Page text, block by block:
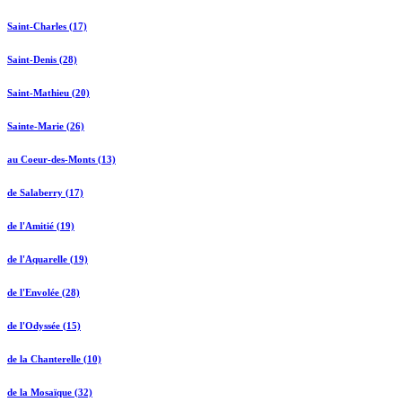
Saint-Charles (17)
Saint-Denis (28)
Saint-Mathieu (20)
Sainte-Marie (26)
au Coeur-des-Monts (13)
de Salaberry (17)
de l'Amitié (19)
de l'Aquarelle (19)
de l'Envolée (28)
de l'Odyssée (15)
de la Chanterelle (10)
de la Mosaïque (32)